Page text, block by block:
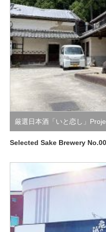
厳選日本酒「いと恋し」
支援活動
Selected Sake Brewery